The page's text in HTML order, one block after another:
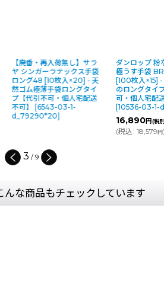
【廃番・再入荷無し】サラ
ヤ シンガーラテックス手袋
ロング48 [10枚入×20] - 天
然ゴム極薄手袋ロングタイ
プ【代引不可・個人宅配送
不可】
[6543-03-1-
d_79290*20]
ダンロップ 粉
極うす手袋
[100枚入×15]
のロングタイ
可・個人宅配
[10536-03-1-
16,890円(税
(税込: 18,579円
3 / 9
んな商品もチェックしています